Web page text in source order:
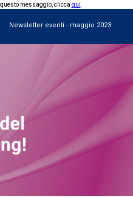
messaggio, clicca qui
Newsletter eventi - maggio 2023